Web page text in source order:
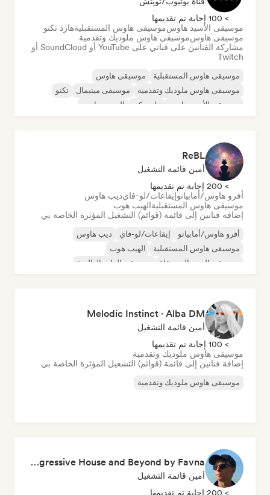
> 100 إجابة تم تقديمها
موسيقى الأسيد هاوسموسيقى هاوس المستقبليةهارد تكنو
موسيقى هاوسموسيقى هاوس ملوديك وتقدمية
مشاركة الفنانين على قناتي على YouTube أو SoundCloud أو
Twitch
موسيقى هاوس المستقبلية
موسيقى هاوس
موسيقى هاوس ملوديك وتقدمية
موسيقى مينيمال
تكنو
موسيقى الأسيد هاوس
هارد تكنو السي-ترانس
ReBL
أمين قائمة التشغيل
> 200 إجابة تم تقديمها
أفرو هاوس/أمابيانوإيقاعات/لو-فايديب هاوس
موسيقى هاوس المستقبليةالهيب هوب
إضافة فنانين إلى قائمة (قوائم) التشغيل المؤثرة الخاصة بي
أفرو هاوس/أمابيانو إيقاعات/لو-فاي
ديب هاوس
موسيقى هاوس المستقبلية
الهيب هوب
موسيقى البوب المستقلة
موسيقى الراب العالمية
Melodic Instinct · Alba DM
أمين قائمة التشغيل
> 100 إجابة تم تقديمها
موسيقى هاوس ملوديك وتقدمية
إضافة فنانين إلى قائمة (قوائم) التشغيل المؤثرة الخاصة بي
موسيقى هاوس ملوديك وتقدمية
Dream Circuit - Progressive House and Beyond by Favna
أمين قائمة التشغيل
> 200 إجابة تم تقديمها